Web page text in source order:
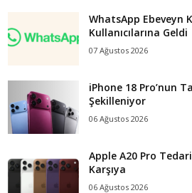
WhatsApp Ebeveyn
Kullanıcılarına Geldi
07 Ağustos 2026
iPhone 18 Pro’nun
Şekilleniyor
06 Ağustos 2026
Apple A20 Pro
Karşıya
06 Ağustos 2026